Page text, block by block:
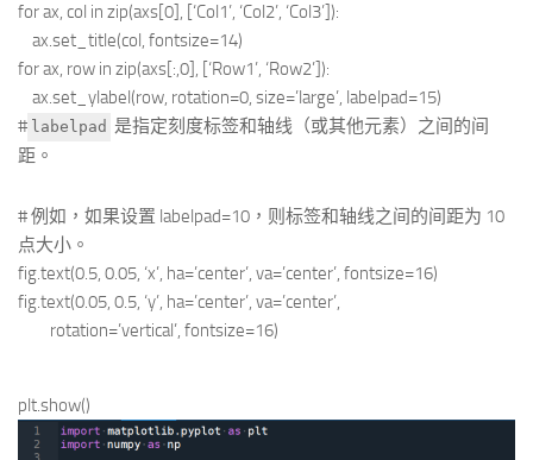
for ax, col in zip(axs[0], [‘Col1’, ‘Col2’, ‘Col3’]):
ax.set_title(col, fontsize=14)
for ax, row in zip(axs[:,0], [‘Row1’, ‘Row2’]):
ax.set_ylabel(row, rotation=0, size=’large’, labelpad=15)
# labelpad 是指定刻度标签和轴线（或其他元素）之间的间
距。
# 例如，如果设置 labelpad=10，则标签和轴线之间的间距为 10
点大小。
fig.text(0.5, 0.05, ‘x’, ha=’center’, va=’center’, fontsize=16)
fig.text(0.05, 0.5, ‘y’, ha=’center’, va=’center’,
rotation=’vertical’, fontsize=16)
plt.show()